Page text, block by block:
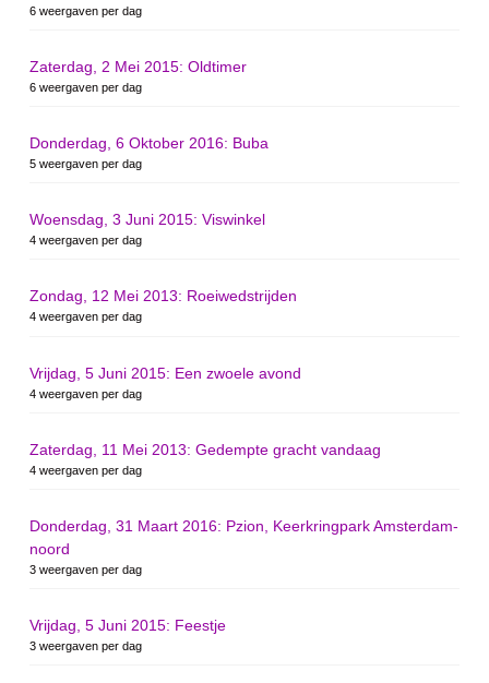
6 weergaven per dag
Zaterdag, 2 Mei 2015: Oldtimer
6 weergaven per dag
Donderdag, 6 Oktober 2016: Buba
5 weergaven per dag
Woensdag, 3 Juni 2015: Viswinkel
4 weergaven per dag
Zondag, 12 Mei 2013: Roeiwedstrijden
4 weergaven per dag
Vrijdag, 5 Juni 2015: Een zwoele avond
4 weergaven per dag
Zaterdag, 11 Mei 2013: Gedempte gracht vandaag
4 weergaven per dag
Donderdag, 31 Maart 2016: Pzion, Keerkringpark Amsterdam-
noord
3 weergaven per dag
Vrijdag, 5 Juni 2015: Feestje
3 weergaven per dag